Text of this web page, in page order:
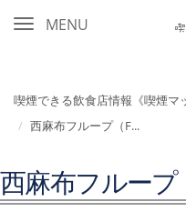
MENU
喫煙できる飲食店情報《喫煙マ
西麻布フループ（F...
西麻布フループ